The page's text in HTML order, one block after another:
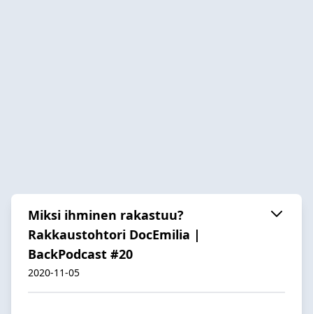
Miksi ihminen rakastuu?
Rakkaustohtori DocEmilia |
BackPodcast #20
2020-11-05